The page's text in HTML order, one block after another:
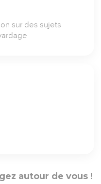
sur des sujets
autour de vous !